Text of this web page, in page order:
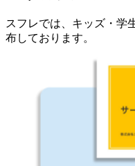
スフレでは、キッズ・学
布しております。